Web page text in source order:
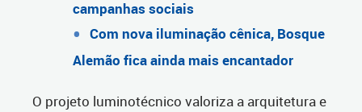
campanhas sociais
Com nova iluminação cênica, Bosque
Alemão fica ainda mais encantador
O projeto luminotécnico valoriza a arquitetura e